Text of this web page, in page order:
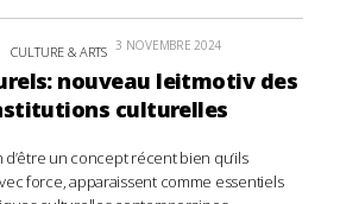
CULTURE & ARTS 3 NOVEMBRE 2024
nouveau leitmotiv des
culturelles
un concept récent bien qu’ils
force, apparaissent comme essentiels